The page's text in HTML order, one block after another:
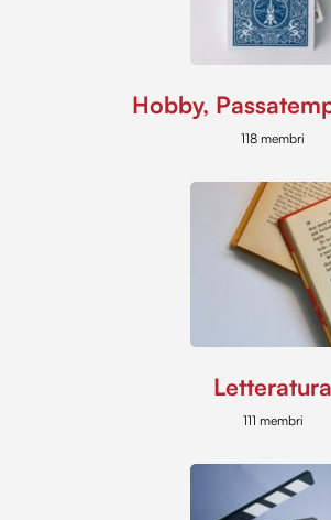
Hobby,
118 membri
Letteratura
111 membri